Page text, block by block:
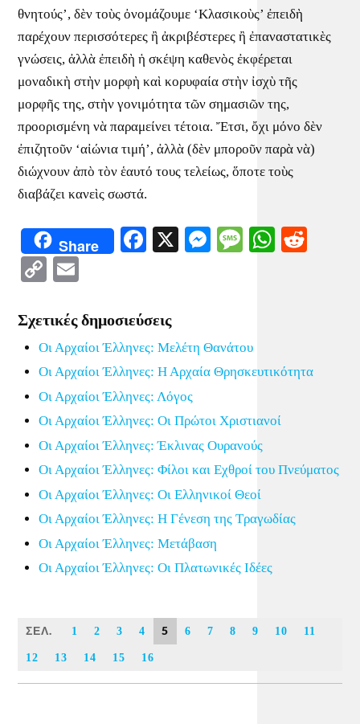
θνητούς’, δὲν τοὺς ὀνομάζουμε ‘Κλασικοὺς’ ἐπειδὴ
παρέχουν περισσότερες ἢ ἀκριβέστερες ἢ ἐπαναστατικὲς
γνώσεις, ἀλλὰ ἐπειδὴ ἡ σκέψη καθενὸς ἐκφέρεται
μοναδικὴ στὴν μορφὴ καὶ κορυφαία στὴν ἰσχὺ τῆς
μορφῆς της, στὴν γονιμότητα τῶν σημασιῶν της,
προορισμένη νὰ παραμείνει τέτοια. Ἔτσι, ὄχι μόνο δὲν
ἐπιζητοῦν ‘αἰώνια τιμή’, ἀλλὰ (δὲν μποροῦν παρὰ νὰ)
διώχνουν ἀπὸ τὸν ἑαυτό τους τελείως, ὅποτε τοὺς
διαβάζει κανεὶς σωστά.
Share Facebook
X Messenger
Message
Copy
Σχετικές δημοσιεύσεις
Οι Αρχαίοι Έλληνες: Μελέτη Θανάτου
Οι Αρχαίοι Έλληνες: Η Αρχαία Θρησκευτικότητα
Οι Αρχαίοι Έλληνες: Λόγος
Οι Αρχαίοι Έλληνες: Οι Πρώτοι Χριστιανοί
Οι Αρχαίοι Έλληνες: Έκλινας Ουρανούς
Οι Αρχαίοι Έλληνες: Φίλοι και Εχθροί του Πνεύματος
Οι Αρχαίοι Έλληνες: Οι Ελληνικοί Θεοί
Οι Αρχαίοι Έλληνες: Η Γένεση της Τραγωδίας
Οι Αρχαίοι Έλληνες: Μετάβαση
Οι Αρχαίοι Έλληνες: Οι Πλατωνικές Ιδέες
ΣΕΛ. 1 2 3 4 5 6 7 8 9 10 11
12 13 14 15 16